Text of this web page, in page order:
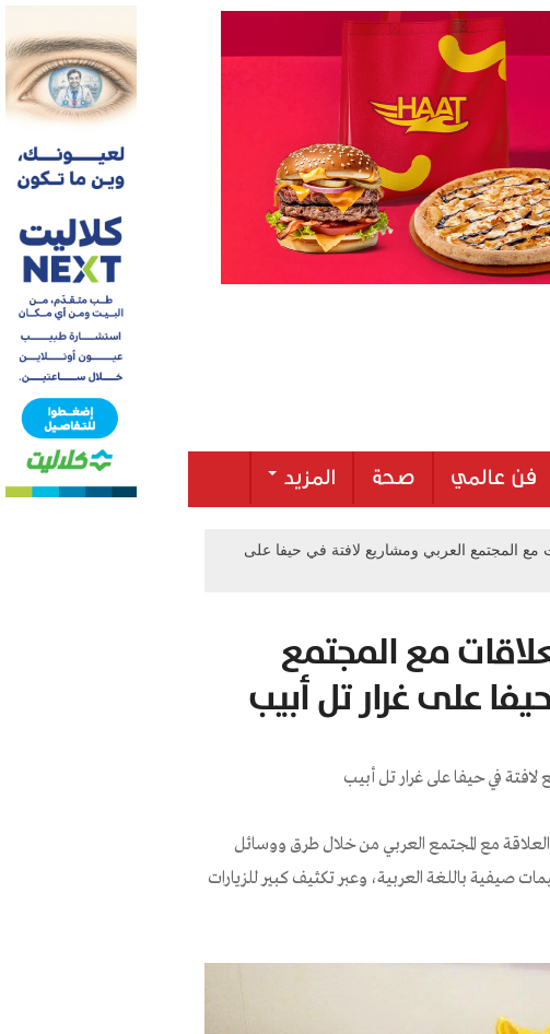
فن عالمي صحة المزيد
مع المجتمع العربي ومشاريع لافتة في حيفا على
مع المجتمع
على غرار تل أبيب
في حيفا على غرار تل أبيب
مع المجتمع العربي من خلال طرق ووسائل
باللغة العربية، وعبر تكثيف كبير للزيارات